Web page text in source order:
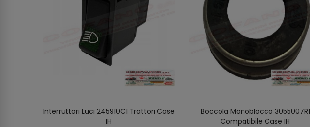
AGGIUNGI AL CARRELLO
Interruttori Luci 245910C1 Trattori Case
IH
AGGIUNGI AL CARRELLO
Boccola Monoblocco 3055007R1
Compatibile Case IH